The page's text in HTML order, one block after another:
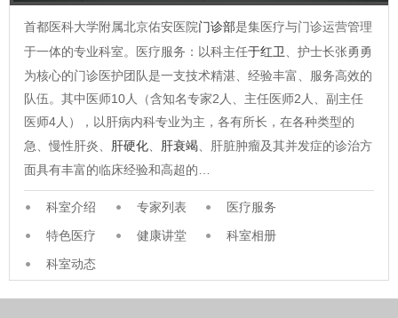
首都医科大学附属北京佑安医院门诊部是集医疗与门诊运营管理
于一体的专业科室。医疗服务：以科主任于红卫
、护士长张勇勇
为核心的门诊医护团队是一支技术精湛、经验丰富、服务高效的
队伍。其中医师10人（含知名专家2人、主任医师2人、副主任
医师4人），以肝病内科专业为主，各有所长，在各种类型的
急、慢性肝炎、
肝硬化 肝衰竭 、肝脏肿瘤及其并发症的诊治方
面具有丰富的临床经验和高超的…
科室介绍 专家列表
医疗服务
特色医疗
健康讲堂
科室相册
科室动态